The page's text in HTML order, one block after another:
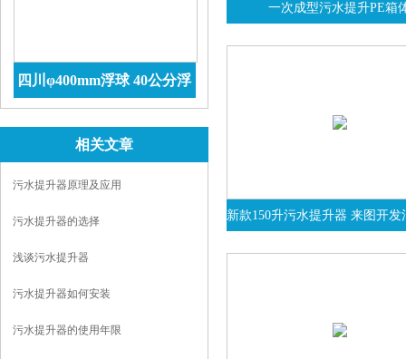
四川φ400mm浮球 40公分浮
相关文章
污水提升器原理及应用
污水提升器的选择
浅谈污水提升器
污水提升器如何安装
污水提升器的使用年限
一次成型污水提升PE箱
新款150升污水提升器 来图开发